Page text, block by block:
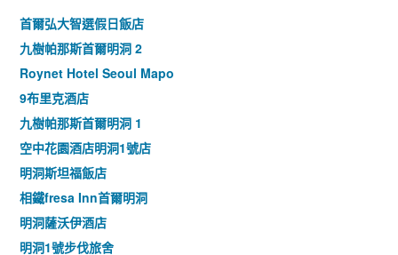
首爾弘大智選假日飯店
九樹帕那斯首爾明洞 2
Roynet Hotel Seoul Mapo
9布里克酒店
九樹帕那斯首爾明洞 1
空中花園酒店明洞1號店
明洞斯坦福飯店
相鐵fresa Inn首爾明洞
明洞薩沃伊酒店
明洞1號步伐旅舍